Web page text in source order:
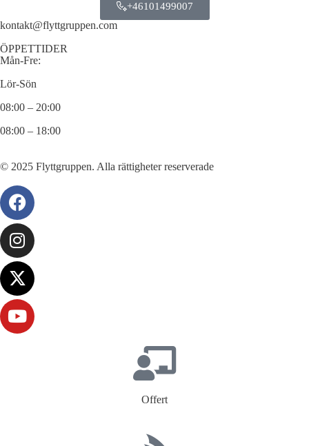
+46101499007
kontakt@flyttgruppen.com
ÖPPETTIDER
Mån-Fre:
Lör-Sön
08:00 – 20:00
08:00 – 18:00
© 2025 Flyttgruppen. Alla rättigheter reserverade
Offert